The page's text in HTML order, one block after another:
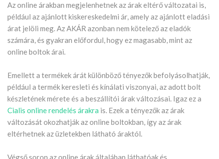
Az online árakban megjelenhetnek az árak eltérő változatai is,
például az ajánlott kiskereskedelmi ár, amely az ajánlott eladási
árat jelöli meg. Az AKÁR azonban nem kötelező az eladók
számára, és gyakran előfordul, hogy ez magasabb, mint az
online boltok árai.
Emellett a termékek árát különböző tényezők befolyásolhatják,
például a termék keresleti és kínálati viszonyai, az adott bolt
készletének mérete és a beszállítói árak változásai. Igaz ez a
Cialis online rendelés árakra is. Ezek a tényezők az árak
változását okozhatják az online boltokban, így az árak
eltérhetnek az üzletekben látható áraktól.
Végső soron az online árak általában láthatóak és